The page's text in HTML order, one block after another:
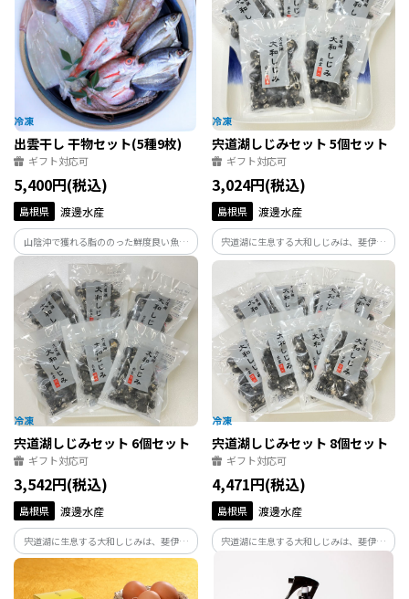
ごたえが楽しめます。
出雲干し 干物セット(5種9枚)
ギフト対応可
5,400円(税込)
島根県 渡邊水産
山陰沖で獲れる脂ののった鮮度良い魚を
詰合せにしました。 島根の干物名人が作
った干物は魚と塩のみでしっかり乾燥さ
せことで旨みが凝縮しています。 焼き上
がりはふっくらジューシーな干物を堪能
してください。
宍道湖しじみセット 5個セット
ギフト対応可
3,024円(税込)
島根県 渡邊水産
宍道湖に生息する大和しじみは、斐伊川
からの淡水と日本海からの海水が混じり
合う汽水湖。鉄分が多く含まれ天然のミ
ネラルが豊富です。旨味成分の含有量が高
く、お吸い物にした時に美味しい出汁が
でます。
宍道湖しじみセット 6個セット
ギフト対応可
3,542円(税込)
島根県 渡邊水産
宍道湖に生息する大和しじみは、斐伊川
からの淡水と日本海からの海水が混じり
合う汽水湖。鉄分が多く含まれ天然のミ
ネラルが豊富です。旨味成分の含有量が高
宍道湖しじみセット 8個セット
ギフト対応可
4,471円(税込)
島根県 渡邊水産
宍道湖に生息する大和しじみは、斐伊川
合う汽水湖。鉄分が多く含まれ天然のミ
ネラルが豊富です。旨味成分の含有量が高